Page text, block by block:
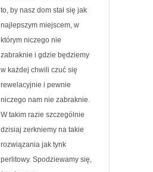
to, by nasz dom stał się jak
najlepszym miejscem, w
którym niczego nie
zabraknie i gdzie będziemy
w każdej chwili czuć się
rewelacyjnie i pewnie
niczego nam nie zabraknie.
W takim razie szczególnie
dzisiaj zerkniemy na takie
rozwiązania jak tynk
perlitowy. Spodziewamy się,